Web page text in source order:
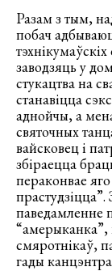
Разам з тым,
побач
заводзяць у
стукацтва на
станавіцца
аднойчы, а
святочных
вайсковец і
збіраецца
пераконвае
паведамленне
“амерыканка”,
смяротнікаў,
гады